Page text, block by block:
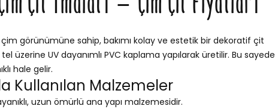
görünümüne sahip, bakımı kolay ve estetik bir dekoratif çit
üzerine UV dayanımlı PVC kaplama yapılarak üretilir. Bu sayede
hale gelir.
Kullanılan Malzemeler
uzun ömürlü ana yapı malzemesidir.